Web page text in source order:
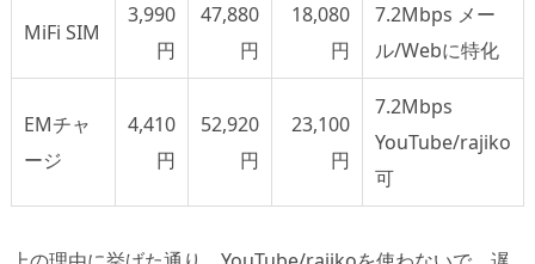
MiFi SIM
3,990
円
47,880
円
18,080
円
7.2Mbps メー
ル/Webに特化
EMチャ
ージ
4,410
円
52,920
円
23,100
円
7.2Mbps
YouTube/rajiko
可